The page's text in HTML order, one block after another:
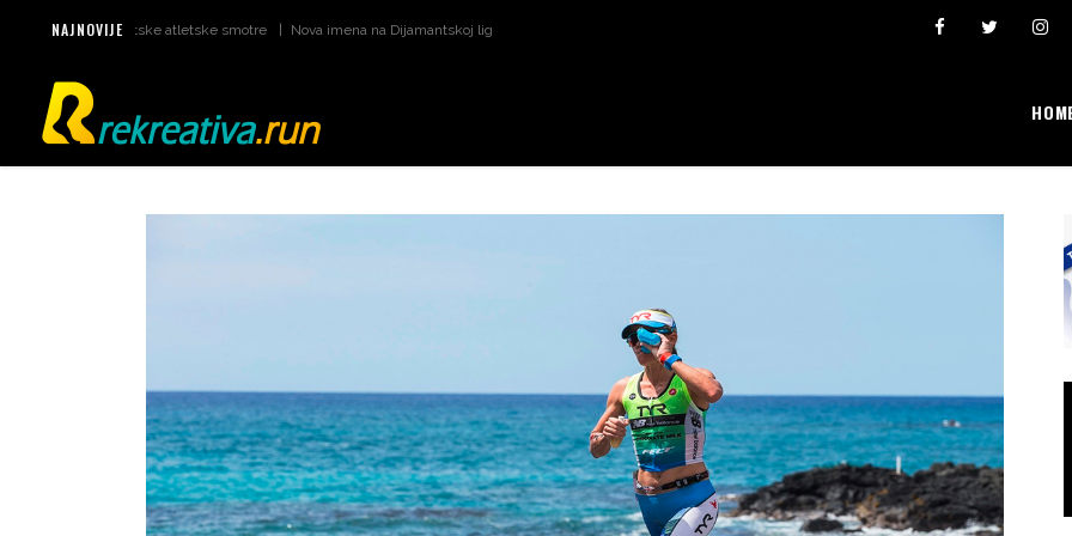
NAJNOVIJE
za svjetske atletske smotre Nova imena na Dijamantskoj ligi u Monaku Ivona Dadić osvojila 6000 bodova u